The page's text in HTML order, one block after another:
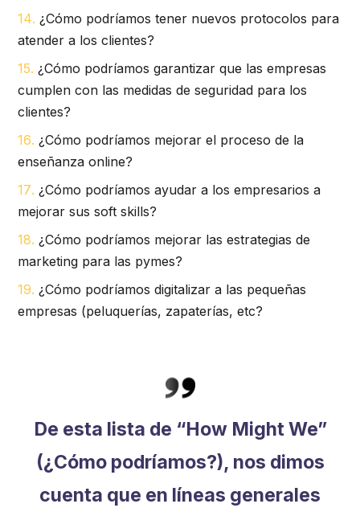
¿Cómo podríamos tener nuevos protocolos para
atender a los clientes?
¿Cómo podríamos garantizar que las empresas
cumplen con las medidas de seguridad para los
clientes?
¿Cómo podríamos mejorar el proceso de la
enseñanza online?
¿Cómo podríamos ayudar a los empresarios a
mejorar sus soft skills?
¿Cómo podríamos mejorar las estrategias de
marketing para las pymes?
¿Cómo podríamos digitalizar a las pequeñas
empresas (peluquerías, zapaterías, etc?
De esta lista de “How Might We”
(¿Cómo podríamos?), nos dimos
cuenta que en líneas generales